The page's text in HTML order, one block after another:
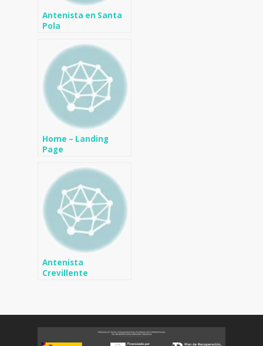
Antenista en Santa
Pola
Home – Landing
Page
Antenista
Crevillente